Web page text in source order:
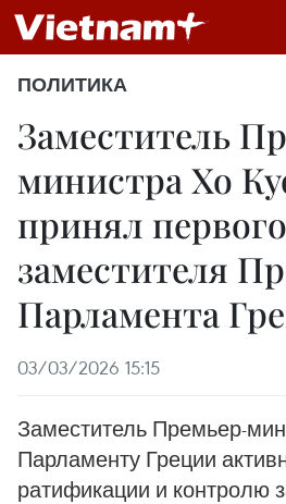
ПОЛИТИКА
Заместитель
министра Хо
принял первого
заместителя
Парламента
03/03/2026 15:15
Заместитель Премьер-
Парламенту Греции
ратификации и контролю